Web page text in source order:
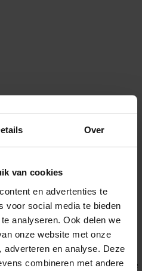
Over
van cookies
en advertenties te
voor social media te bieden
analyseren. Ook delen we
onze website met onze
adverteren en analyse. Deze
combineren met andere
exception has occurred while
(see the browser console for more